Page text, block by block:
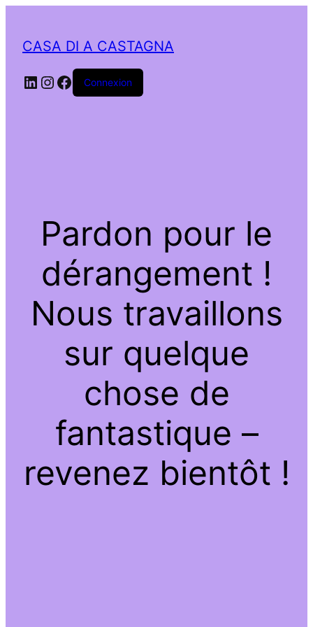
CASA DI A CASTAGNA
LinkedIn
Instagram
Facebook
Connexion
Pardon pour le
dérangement !
Nous travaillons
sur quelque
chose de
fantastique –
revenez bientôt !